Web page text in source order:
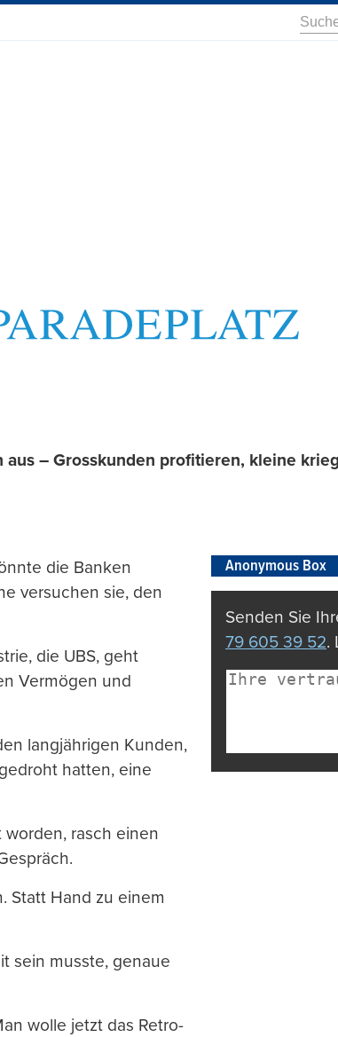
Suche
nach:
– Grosskunden profitieren, kleine
die Banken
versuchen sie, den
die UBS, geht
Vermögen und
langjährigen Kunden,
hatten, eine
worden, rasch einen
Statt Hand zu einem
sein musste, genaue
wolle jetzt das Retro-
Anonymous Box
Senden Sie
79 605 39 52.